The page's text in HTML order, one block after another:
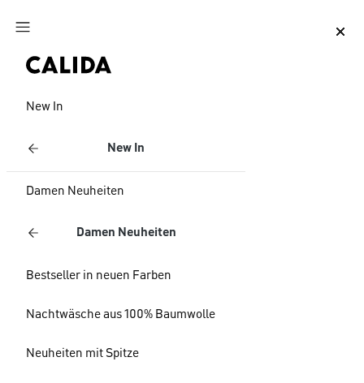
Zum Hauptinhalt springen
New In
New In
Damen Neuheiten
Damen Neuheiten
Bestseller in neuen Farben
Nachtwäsche aus 100% Baumwolle
Neuheiten mit Spitze